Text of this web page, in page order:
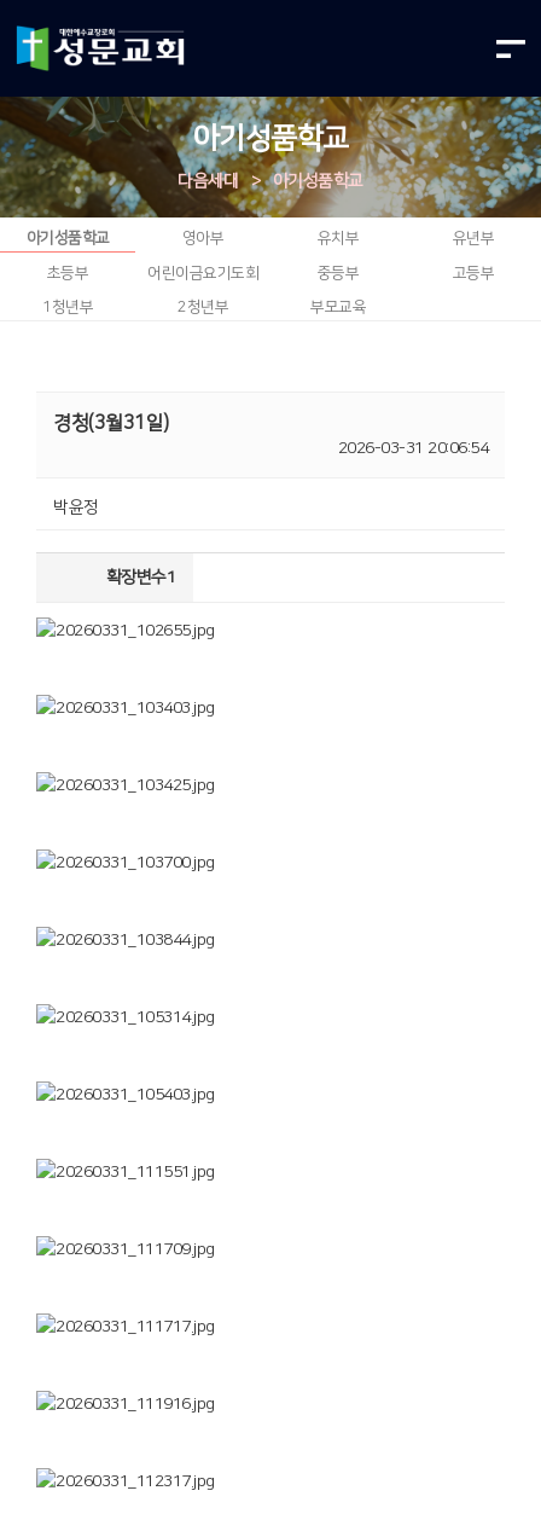
아기성품학교
다음세대 > 아기성품학교
아기성품학교 영아부 유치부 유년부
초등부 어린이금요기도회 중등부
고등부
1청년부
2청년부 부모교육
경청(3월31일)
2026-03-31 20:06:54
박윤정
확장변수1